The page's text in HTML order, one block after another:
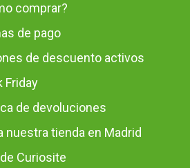
comprar?
de pago
de descuento activos
Friday
de devoluciones
nuestra tienda en Madrid
Curiosite